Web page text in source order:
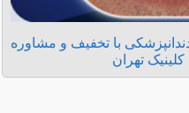
با تخفیف و مشاوره
کلینیک تهران